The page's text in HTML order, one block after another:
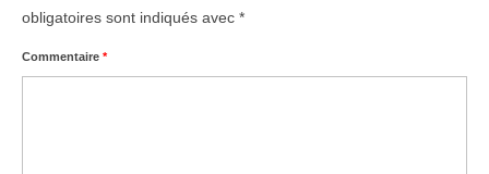
obligatoires sont indiqués avec *
Commentaire *